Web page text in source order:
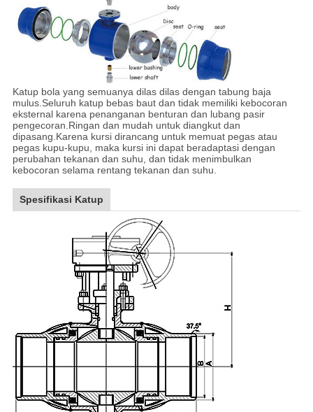
Katup bola yang semuanya dilas dilas dengan tabung baja
mulus.Seluruh katup bebas baut dan tidak memiliki kebocoran
eksternal karena penanganan benturan dan lubang pasir
pengecoran.Ringan dan mudah untuk diangkut dan
dipasang.Karena kursi dirancang untuk memuat pegas atau
pegas kupu-kupu, maka kursi ini dapat beradaptasi dengan
perubahan tekanan dan suhu, dan tidak menimbulkan
kebocoran selama rentang tekanan dan suhu.
Spesifikasi Katup